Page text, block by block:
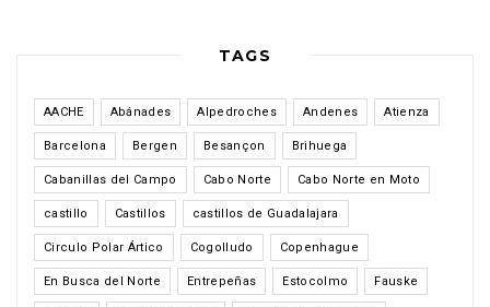
TAGS
AACHE Abánades Alpedroches Andenes Atienza
Barcelona Bergen Besançon Brihuega
Cabanillas del Campo Cabo Norte Cabo Norte en Moto
castillo Castillos castillos de Guadalajara
Circulo Polar Ártico Cogolludo Copenhague
En Busca del Norte Entrepeñas Estocolmo Fauske